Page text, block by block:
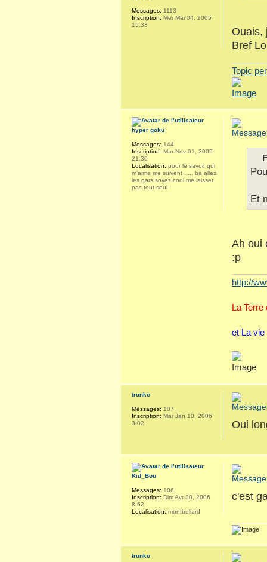
Ouais,
Bref
Topic
Messages: 1113
Inscription: Mer Mai 04, 2005
15:33
Et
Ah oui
:p
http://
La
et La
hyper goku
Messages: 144
Inscription: Mar Nov 01, 2005
21:30
Localisation: pour le savoir qui
m'aime me suivent ..... ba allez
les gars soyez cool me laisser
pas tout seul
Oui
trunko
Messages: 107
Inscription: Mar Jan 10, 2006
3:02
c'est
Kid_Bou
Messages: 106
Inscription: Dim Avr 30, 2006
8:52
Localisation: montbeliard
trunko